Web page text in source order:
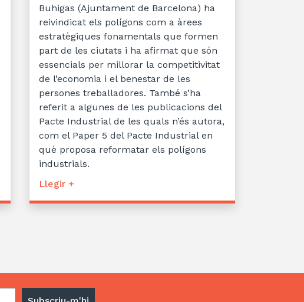
Buhigas (Ajuntament de Barcelona) ha
reivindicat els polígons com a àrees
estratègiques fonamentals que formen
part de les ciutats i ha afirmat que són
essencials per millorar la competitivitat
de l’economia i el benestar de les
persones treballadores. També s’ha
referit a algunes de les publicacions del
Pacte Industrial de les quals n’és autora,
com el Paper 5 del Pacte Industrial en
què proposa reformatar els polígons
industrials.
Llegir +